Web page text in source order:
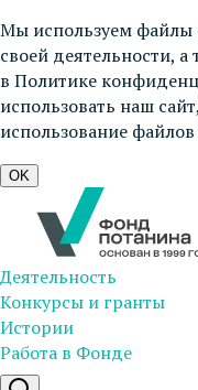
Мы используем файлы
своей деятельности,
в Политике
использовать наш
использование файлов
OK
Деятельность
Конкурсы и гранты
Истории
Работа в Фонде